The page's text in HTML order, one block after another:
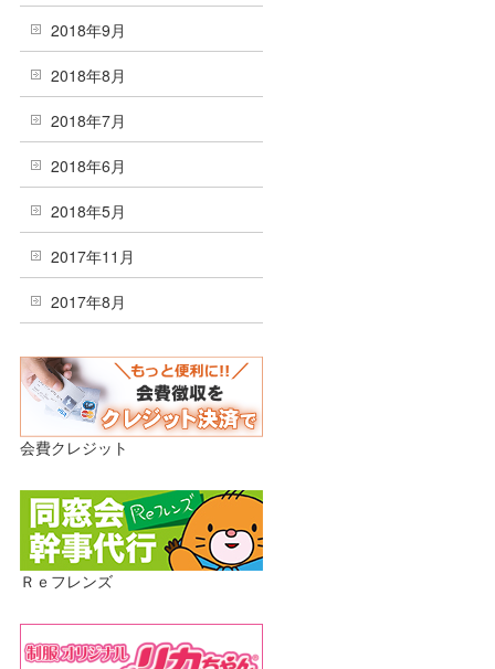
2018年9月
2018年8月
2018年7月
2018年6月
2018年5月
2017年11月
2017年8月
会費クレジット
Ｒｅフレンズ